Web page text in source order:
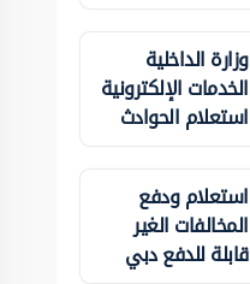
وزارة الداخلية
الخدمات الإلكترونية
استعلام الحوادث
استعلام ودفع
المخالفات الغير
قابلة للدفع دبي